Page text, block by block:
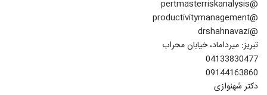
@pertmasterriskanalysis
@productivitymanagement
@drshahnavazi
تبریز: میرداماد، خیابان محراب
04133830477
09144163860
دکتر شهنوازی